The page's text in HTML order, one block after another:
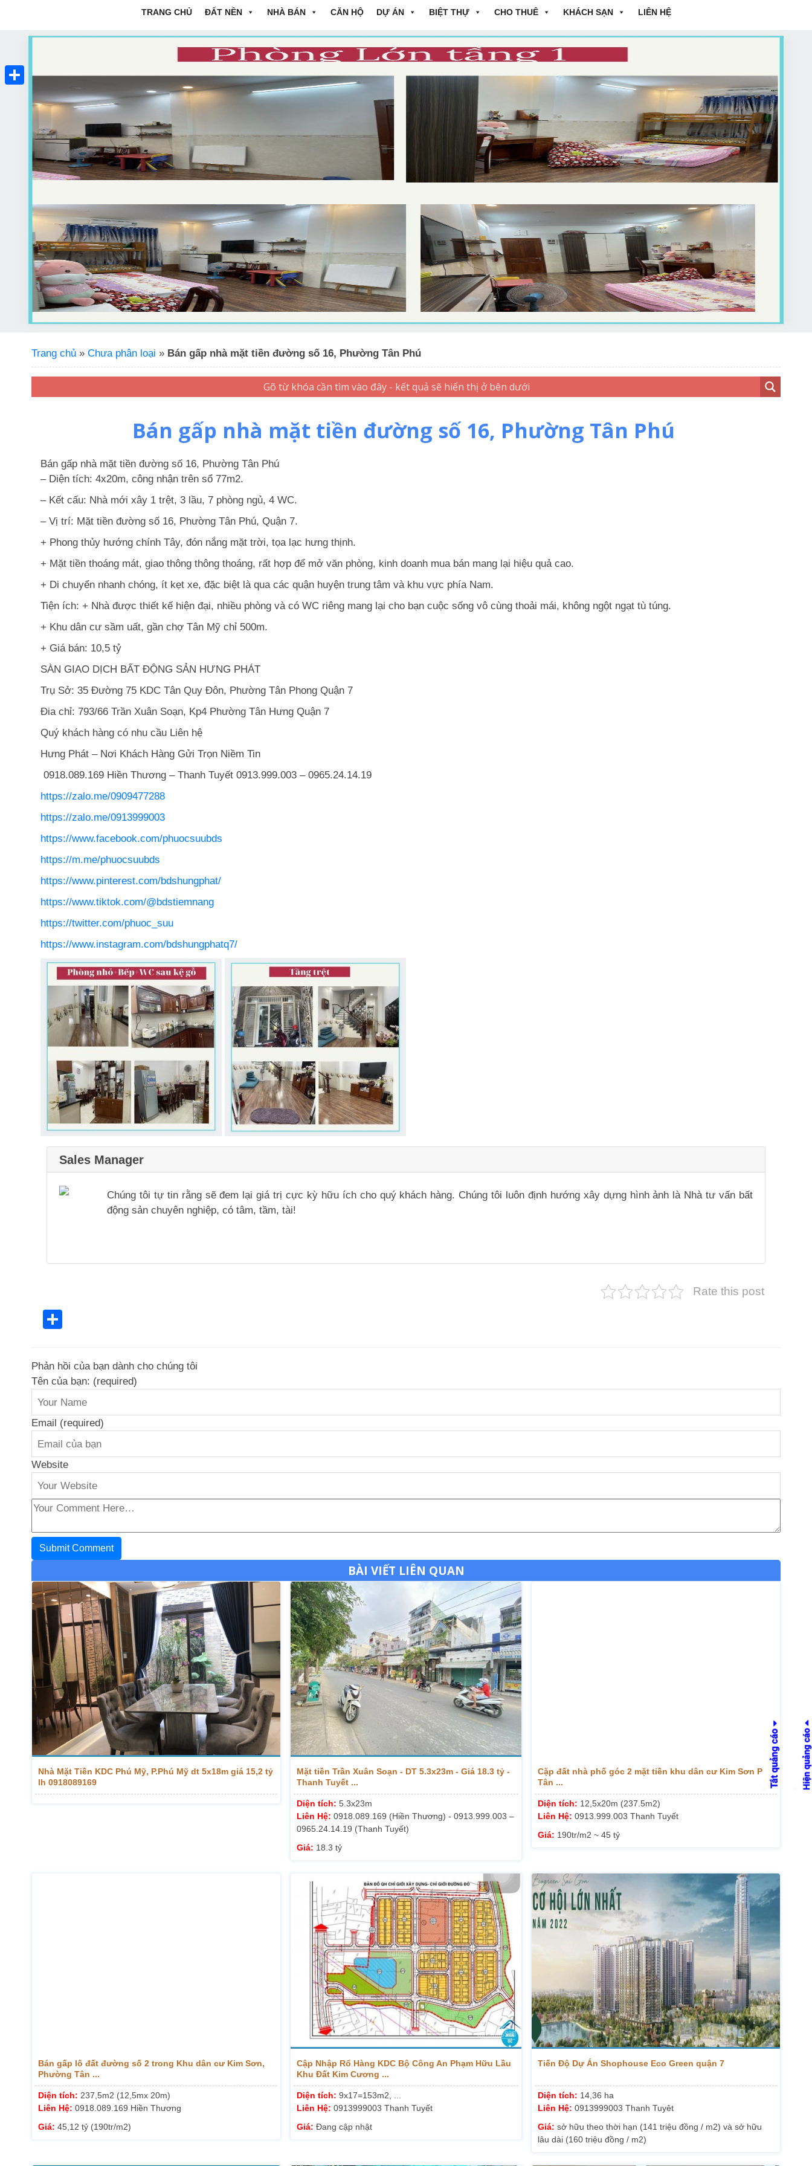
TRANG CHỦ ĐẤT NỀN NHÀ BÁN CĂN HỘ DỰ ÁN BIỆT THỰ CHO THUÊ KHÁCH SẠN LIÊN HỆ
Trang chủ » Chưa phân loại » Bán gấp nhà mặt tiền đường số 16, Phường Tân Phú
Bán gấp nhà mặt tiền đường số 16, Phường Tân Phú
Bán gấp nhà mặt tiền đường số 16, Phường Tân Phú
– Diện tích: 4x20m, công nhận trên sổ 77m2.
– Kết cấu: Nhà mới xây 1 trệt, 3 lầu, 7 phòng ngủ, 4 WC.
– Vị trí: Mặt tiền đường số 16, Phường Tân Phú, Quận 7.
+ Phong thủy hướng chính Tây, đón nắng mặt trời, tọa lạc hưng thịnh.
+ Mặt tiền thoáng mát, giao thông thông thoáng, rất hợp để mở văn phòng, kinh doanh mua bán mang lại hiệu quả cao.
+ Di chuyển nhanh chóng, ít kẹt xe, đặc biệt là qua các quận huyện trung tâm và khu vực phía Nam.
Tiện ích: + Nhà được thiết kế hiện đại, nhiều phòng và có WC riêng mang lại cho bạn cuộc sống vô cùng thoải mái, không ngột ngạt tù túng.
+ Khu dân cư sầm uất, gần chợ Tân Mỹ chỉ 500m.
+ Giá bán: 10,5 tỷ
SÀN GIAO DỊCH BẤT ĐỘNG SẢN HƯNG PHÁT
Trụ Sở: 35 Đường 75 KDC Tân Quy Đôn, Phường Tân Phong Quận 7
Đia chỉ: 793/66 Trần Xuân Soạn, Kp4 Phường Tân Hưng Quận 7
Quý khách hàng có nhu cầu Liên hệ
Hưng Phát – Nơi Khách Hàng Gửi Trọn Niềm Tin
0918.089.169 Hiền Thương – Thanh Tuyết 0913.999.003 – 0965.24.14.19
https://zalo.me/0909477288
https://zalo.me/0913999003
https://www.facebook.com/phuocsuubds
https://m.me/phuocsuubds
https://www.pinterest.com/bdshungphat/
https://www.tiktok.com/@bdstiemnang
https://twitter.com/phuoc_suu
https://www.instagram.com/bdshungphatq7/
Sales Manager
Chúng tôi tự tin rằng sẽ đem lại giá trị cực kỳ hữu ích cho quý khách hàng. Chúng tôi luôn định hướng xây dựng hình ảnh là Nhà tư vấn bất
động sản chuyên nghiệp, có tâm, tầm, tài!
Rate this post
Phản hồi của bạn dành cho chúng tôi
Tên của bạn: (required)
Email (required)
Website
BÀI VIẾT LIÊN QUAN
Nhà Mặt Tiền KDC Phú Mỹ, P.Phú Mỹ dt 5x18m giá 15,2 tỷ
lh 0918089169
Mặt tiền Trần Xuân Soạn - DT 5.3x23m - Giá 18.3 tỷ -
Thanh Tuyết ...
Diện tích:5.3x23m
Liên Hệ:0918.089.169 (Hiền Thương) - 0913.999.003 –
0965.24.14.19 (Thanh Tuyết)
Giá: 18.3 tỷ
Cặp đất nhà phố góc 2 mặt tiền khu dân cư Kim Sơn P
Tân ...
Diện tích: 12,5x20m (237.5m2)
Liên Hệ: 0913.999.003 Thanh Tuyết
Giá: 190tr/m2 ~ 45 tỷ
Bán gấp lô đất đường số 2 trong Khu dân cư Kim Sơn,
Phường Tân ...
Diện tích: 237,5m2 (12,5mx 20m)
Liên Hệ: 0918.089.169 Hiền Thương
Giá: 45,12 tỷ (190tr/m2)
Cập Nhập Rổ Hàng KDC Bộ Công An Phạm Hữu Lầu
Khu Đất Kim Cương ...
Diện tích:9x17=153m2, ...
Liên Hệ:0913999003 Thanh Tuyết
Giá:Đang cập nhật
Tiến Độ Dự Án Shophouse Eco Green quận 7
Diện tích: 14,36 ha
Liên Hệ: 0913999003 Thanh Tuyêt
Giá: sở hữu theo thời hạn (141 triệu đồng / m2) và sở hữu
lâu dài (160 triệu đồng / m2)